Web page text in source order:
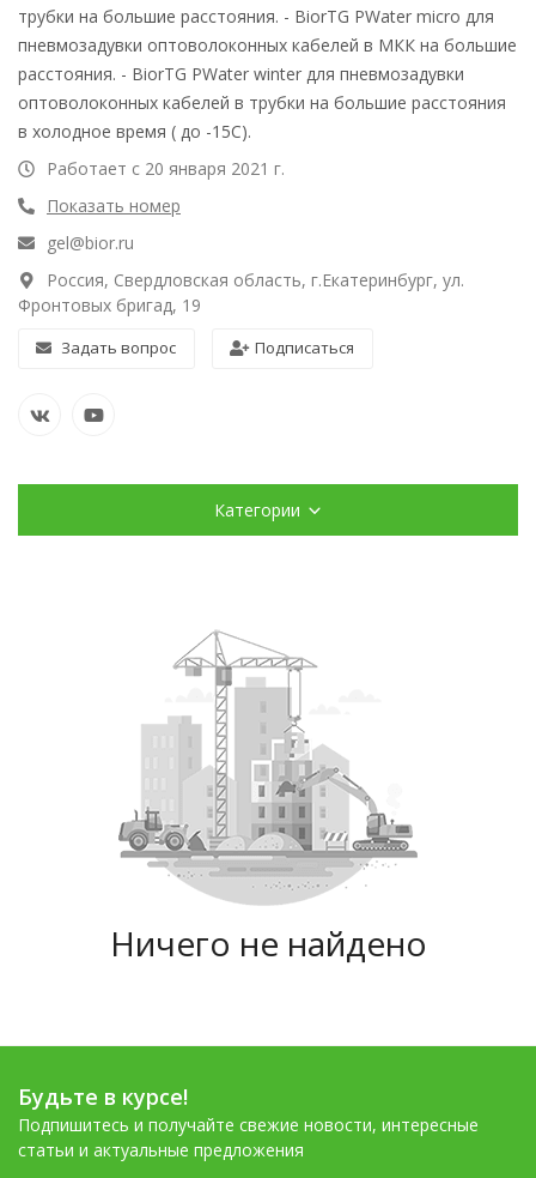
трубки на большие расстояния. - BiorTG PWater micro для
пневмозадувки оптоволоконных кабелей в МКК на большие
расстояния. - BiorTG PWater winter для пневмозадувки
оптоволоконных кабелей в трубки на большие расстояния
в холодное время ( до -15С).
Работает с 20 января 2021 г.
Показать номер
gel@bior.ru
Россия, Свердловская область, г.Екатеринбург, ул.
Фронтовых бригад, 19
Задать вопрос Подписаться
Категории
Ничего не найдено
Будьте в курсе!
Подпишитесь и получайте свежие новости, интересные
статьи и актуальные предложения